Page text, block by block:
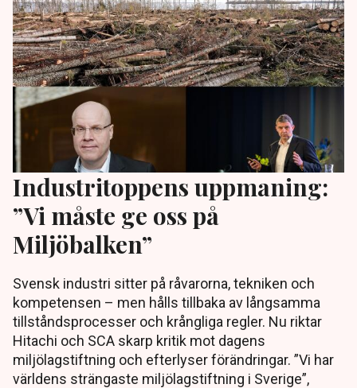
Industritoppens uppmaning:
”Vi måste ge oss på
Miljöbalken”
Svensk industri sitter på råvarorna, tekniken och
kompetensen – men hålls tillbaka av långsamma
tillståndsprocesser och krångliga regler. Nu riktar
Hitachi och SCA skarp kritik mot dagens
miljölagstiftning och efterlyser förändringar. ”Vi har
världens strängaste miljölagstiftning i Sverige”,